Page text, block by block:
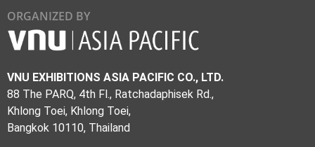
ORGANIZED BY
VNU EXHIBITIONS ASIA PACIFIC CO., LTD.
88 The PARQ, 4th Fl., Ratchadaphisek Rd.,
Khlong Toei, Khlong Toei,
Bangkok 10110, Thailand